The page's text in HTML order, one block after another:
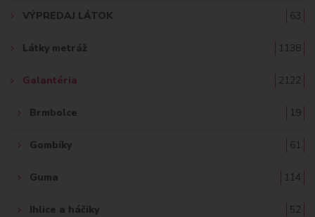
VÝPREDAJ LÁTOK 63
Látky metráž 1138
Galantéria 2122
Brmbolce 19
Gombíky 61
Guma 114
Ihlice a háčiky 52